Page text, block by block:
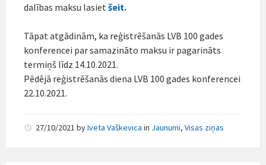
dalības maksu lasiet šeit.
Tāpat atgādinām, ka reģistrēšanās LVB 100 gades
konferencei par samazināto maksu ir pagarināts
termiņš līdz 14.10.2021.
Pēdējā reģistrēšanās diena LVB 100 gades konferencei
22.10.2021.
27/10/2021 byIveta Vaškevica in Jaunumi, Visas ziņas